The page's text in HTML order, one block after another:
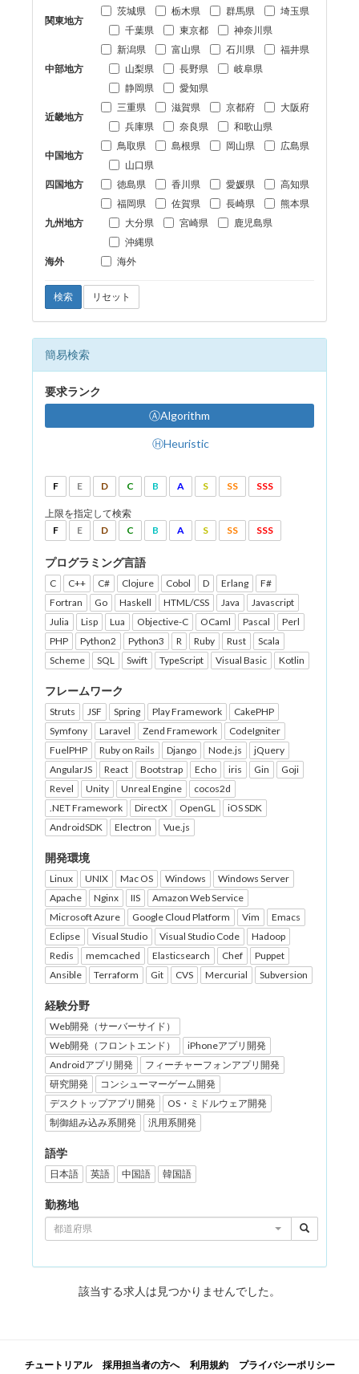
関東地方
茨城県 栃木県 群馬県
埼玉県
千葉県
東京都 神奈川県
中部地方
新潟県 富山県 石川県
福井県
山梨県
長野県
岐阜県
静岡県
愛知県
近畿地方
三重県 滋賀県 京都府
大阪府
兵庫県
奈良県 和歌山県
中国地方
鳥取県 島根県 岡山県
広島県
山口県
四国地方
徳島県 香川県 愛媛県 高知県
九州地方
福岡県 佐賀県 長崎県
熊本県
大分県
宮崎県
鹿児島県
沖縄県
海外
海外
検索 リセット
簡易検索
要求ランク
ⒶAlgorithm
ⒽHeuristic
F E D C B A S SS SSS
上限を指定して検索
F
E D C B A S SS SSS
プログラミング言語
C C++ C# Clojure Cobol D Erlang
F#
Fortran
Go Haskell HTML/CSS Java
Javascript
Julia
Lisp Lua Objective-C OCaml Pascal
Perl
PHP
Python2 Python3 R Ruby Rust
Scala
Scheme
SQL Swift TypeScript Visual Basic Kotlin
フレームワーク
Struts JSF Spring Play Framework
CakePHP
Symfony
Laravel Zend Framework
CodeIgniter
FuelPHP
Ruby on Rails Django Node.js
jQuery
AngularJS
React Bootstrap Echo iris Gin
Goji
Revel
Unity Unreal Engine
cocos2d
.NET Framework
DirectX OpenGL
iOS SDK
AndroidSDK
Electron Vue.js
開発環境
Linux UNIX Mac OS Windows
Windows Server
Apache
Nginx IIS
Amazon Web Service
Microsoft Azure
Google Cloud Platform Vim
Emacs
Eclipse
Visual Studio Visual Studio Code
Hadoop
Redis
memcached Elasticsearch Chef
Puppet
Ansible
Terraform Git CVS Mercurial Subversion
経験分野
Web開発（サーバーサイド）
Web開発（フロントエンド）
iPhoneアプリ開発
Androidアプリ開発
フィーチャーフォンアプリ開発
研究開発
コンシューマーゲーム開発
デスクトップアプリ開発
OS・ミドルウェア開発
制御組み込み系開発
汎用系開発
語学
日本語 英語 中国語 韓国語
勤務地
都道府県
該当する求人は見つかりませんでした。
チュートリアル 採用担当者の方へ 利用規約 プライバシーポリシー